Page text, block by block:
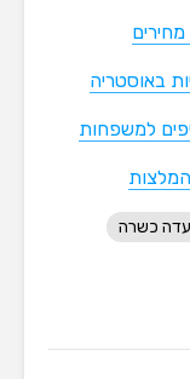
מחירים
באוסטריה
למשפחות
כשרה